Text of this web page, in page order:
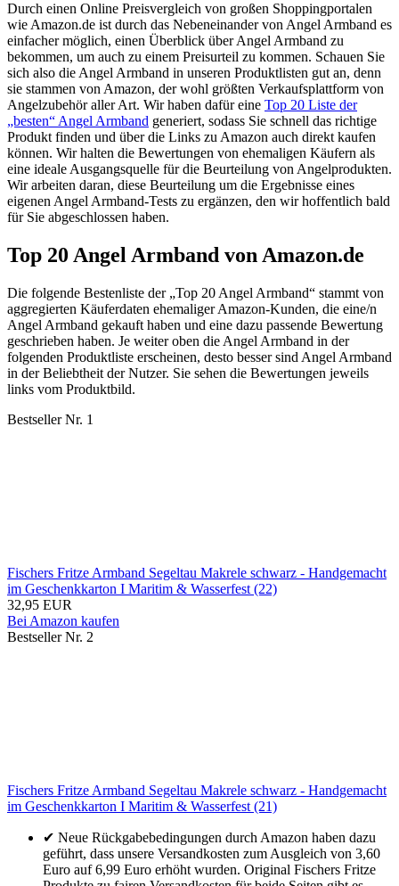
Durch einen Online Preisvergleich von großen Shoppingportalen
wie Amazon.de ist durch das Nebeneinander von Angel Armband es
einfacher möglich, einen Überblick über Angel Armband zu
bekommen, um auch zu einem Preisurteil zu kommen. Schauen Sie
sich also die Angel Armband in unseren Produktlisten gut an, denn
sie stammen von Amazon, der wohl größten Verkaufsplattform von
Angelzubehör aller Art. Wir haben dafür eine Top 20 Liste der
„besten“ Angel Armband generiert, sodass Sie schnell das richtige
Produkt finden und über die Links zu Amazon auch direkt kaufen
können. Wir halten die Bewertungen von ehemaligen Käufern als
eine ideale Ausgangsquelle für die Beurteilung von Angelprodukten.
Wir arbeiten daran, diese Beurteilung um die Ergebnisse eines
eigenen Angel Armband-Tests zu ergänzen, den wir hoffentlich bald
für Sie abgeschlossen haben.
Top 20 Angel Armband von Amazon.de
Die folgende Bestenliste der „Top 20 Angel Armband“ stammt von
aggregierten Käuferdaten ehemaliger Amazon-Kunden, die eine/n
Angel Armband gekauft haben und eine dazu passende Bewertung
geschrieben haben. Je weiter oben die Angel Armband in der
folgenden Produktliste erscheinen, desto besser sind Angel Armband
in der Beliebtheit der Nutzer. Sie sehen die Bewertungen jeweils
links vom Produktbild.
Bestseller Nr. 1
Fischers Fritze Armband Segeltau Makrele schwarz - Handgemacht
im Geschenkkarton I Maritim & Wasserfest (22)
32,95 EUR
Bei Amazon kaufen
Bestseller Nr. 2
Fischers Fritze Armband Segeltau Makrele schwarz - Handgemacht
im Geschenkkarton I Maritim & Wasserfest (21)
✔ Neue Rückgabebedingungen durch Amazon haben dazu
geführt, dass unsere Versandkosten zum Ausgleich von 3,60
Euro auf 6,99 Euro erhöht wurden. Original Fischers Fritze